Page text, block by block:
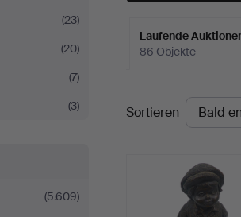
(23)
(20)
(7)
(3)
(5.609)
Laufende
86 Objekte
Laufende
Auktionen
Sortieren